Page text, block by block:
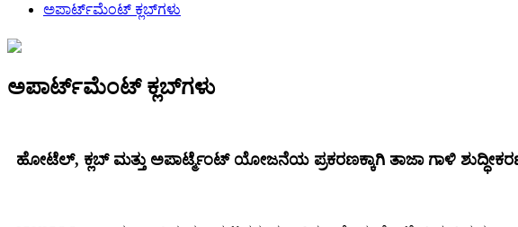
ಅಪಾರ್ಟ್‌ಮೆಂಟ್ ಕ್ಲಬ್‌ಗಳು
ಅಪಾರ್ಟ್‌ಮೆಂಟ್ ಕ್ಲಬ್‌ಗಳು
ಹೋಟೆಲ್, ಕ್ಲಬ್ ಮತ್ತು ಅಪಾರ್ಟ್ಮೆಂಟ್ ಯೋಜನೆಯ ಪ್ರಕರಣಕ್ಕಾಗಿ ತಾಜಾ ಗಾಳಿ